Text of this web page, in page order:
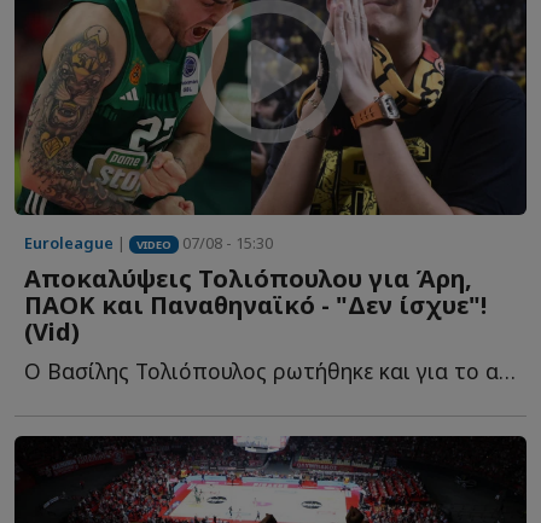
Euroleague | VIDEO 07/08 - 15:30
Αποκαλύψεις Τολιόπουλου για Άρη,
ΠΑΟΚ και Παναθηναϊκό - "Δεν ίσχυε"!
(Vid)
Ο Βασίλης Τολιόπουλος ρωτήθηκε και για το αν η απόφασή τ...